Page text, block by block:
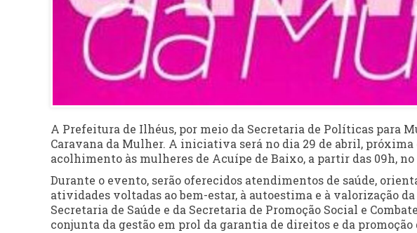
A Prefeitura de Ilhéus, por meio da Secretaria de Políticas para
Caravana da Mulher. A iniciativa será no dia 29 de abril,
acolhimento às mulheres de Acuípe de Baixo, a partir das 09h,
Durante o evento, serão oferecidos atendimentos de saúde,
atividades voltadas ao bem-estar, à autoestima e à valorização
Secretaria de Saúde e da Secretaria de Promoção Social e
conjunta da gestão em prol da garantia de direitos e da promoção